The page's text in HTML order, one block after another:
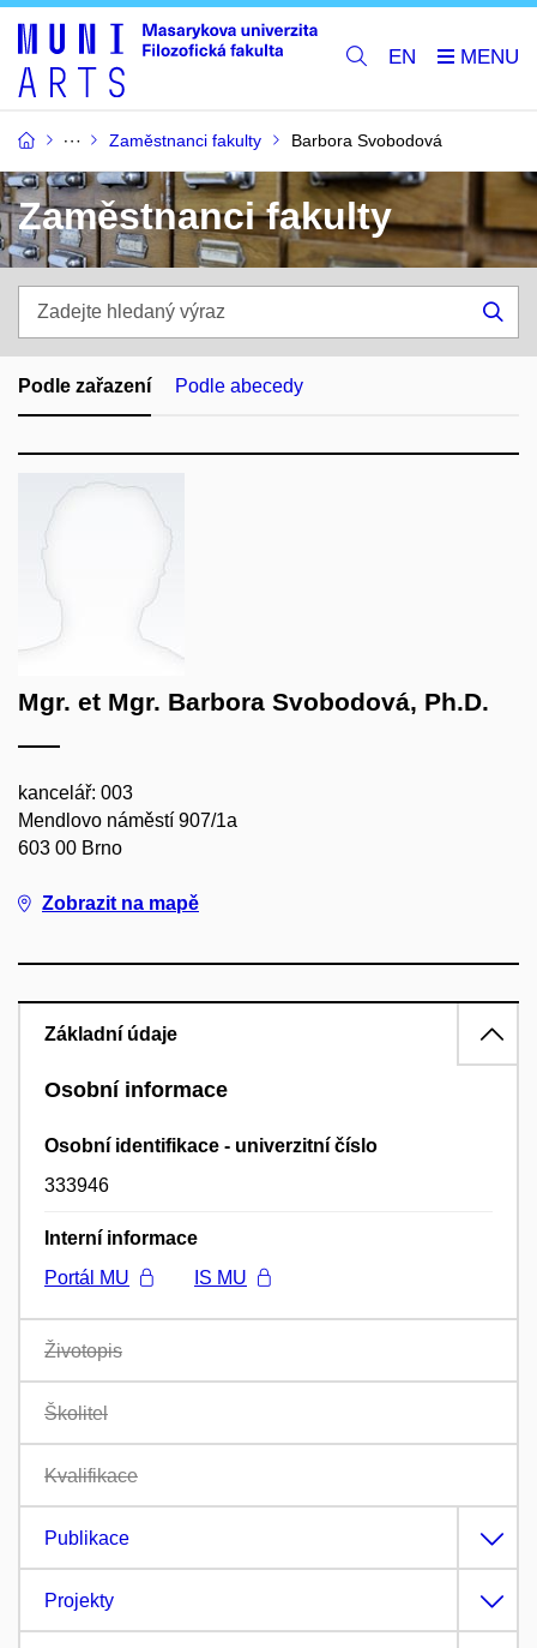
EN
Zaměstnanci fakulty Barbora Svobodová
Zaměstnanci fakulty
hledaný
výraz
Podle zařazení Podle abecedy
Mgr. et Mgr. Barbora Svobodová, Ph.D.
kancelář: 003
Mendlovo náměstí 907/1a
603 00 Brno
Zobrazit na mapě
Základní údaje
Osobní informace
Osobní identifikace - univerzitní číslo
333946
Interní informace
Portál MU
IS MU
Životopis
Školitel
Kvalifikace
Publikace
Projekty